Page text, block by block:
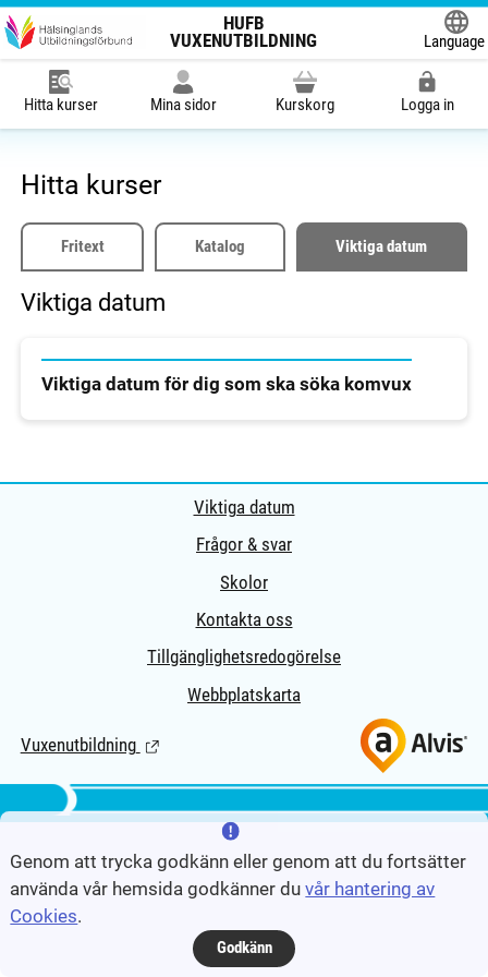
HUFB
VUXENUTBILDNING
Language
Hitta kurser Mina sidor Kurskorg Logga in
Hitta kurser
Fritext Katalog Viktiga datum
Viktiga datum
Viktiga datum för dig som ska söka komvux
Viktiga datum
Frågor & svar
Skolor
Kontakta oss
Tillgänglighetsredogörelse
Webbplatskarta
Vuxenutbildning (Länk till extern sida.)
Genom att trycka godkänn eller genom att du fortsätter
använda vår hemsida godkänner duvår hantering av
Cookies.
Godkänn